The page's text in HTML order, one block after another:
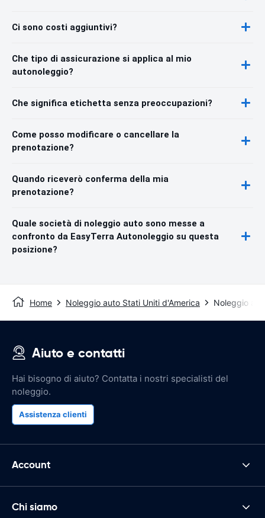
Ci sono costi aggiuntivi?
Che tipo di assicurazione si applica al mio
autonoleggio?
Che significa etichetta senza preoccupazioni?
Come posso modificare o cancellare la
prenotazione?
Quando riceverò conferma della mia
prenotazione?
Quale società di noleggio auto sono messe a
confronto da EasyTerra Autonoleggio su questa
posizione?
Home Noleggio auto Stati Uniti d'America Noleggio
Aiuto e contatti
Hai bisogno di aiuto? Contatta i nostri specialisti del
noleggio.
Assistenza clienti
Account
Chi siamo